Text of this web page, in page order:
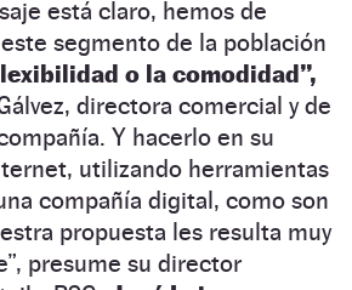
está claro, hemos de
segmento de la población
o la comodidad”,
directora comercial y de
Y hacerlo en su
utilizando herramientas
compañía digital, como son
propuesta les resulta muy
presume su director